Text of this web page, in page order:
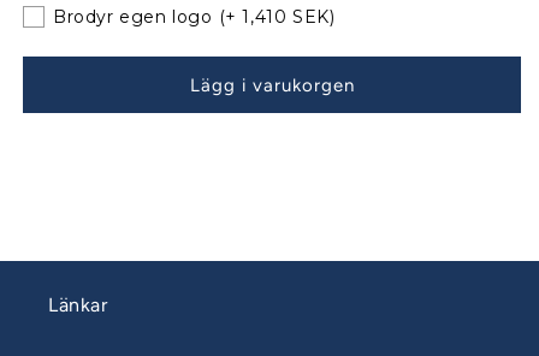
Brodyr egen logo (+ 1,410 SEK)
Lägg i varukorgen
Länkar